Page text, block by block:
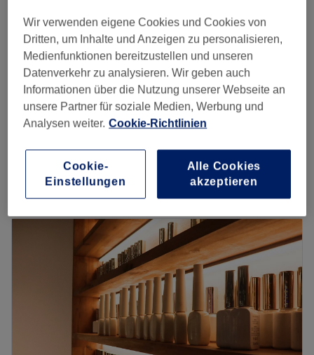
(Pigmentstörung, Akne Narben)
1 Std.
189 €
BioRePeel BODY – sanfte Hauterneuerung &
Strukturverbesserung Rücken
45 Min.
BioRePeel BODY Microneedling –
1 Std. 15 Min.
Schnellansicht Saloninfos
10:00 –20:00
Mittwoch
10:00– 20:00
Donnerstag
10:00–20:00
10:00 – 20:00
10:00– 16:00
Geschlossen
Weil die Haut das Spiegelbild und die Augen das Tor zur
Wir verwenden eigene Cookies und Cookies von
Dritten, um Inhalte und Anzeigen zu personalisieren,
Medienfunktionen bereitzustellen und unseren
Datenverkehr zu analysieren. Wir geben auch
Informationen über die Nutzung unserer Webseite an
unsere Partner für soziale Medien, Werbung und
Analysen weiter. Cookie-Richtlinien
Cookie-
Einstellungen
Alle Cookies
akzeptieren